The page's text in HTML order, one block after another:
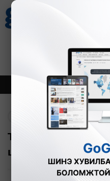
Онцлох
ТОЙМ: "The
цомын тэмцээний